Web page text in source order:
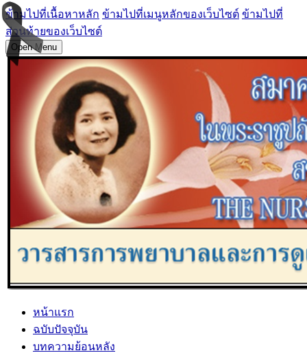
ข้ามไปที่เนื้อหาหลัก ข้ามไปที่เมนูหลักของเว็บไซต์ ข้ามไปที่
ส่วนท้ายของเว็บไซต์
Open Menu
หน้าแรก
ฉบับปัจจุบัน
บทความย้อนหลัง